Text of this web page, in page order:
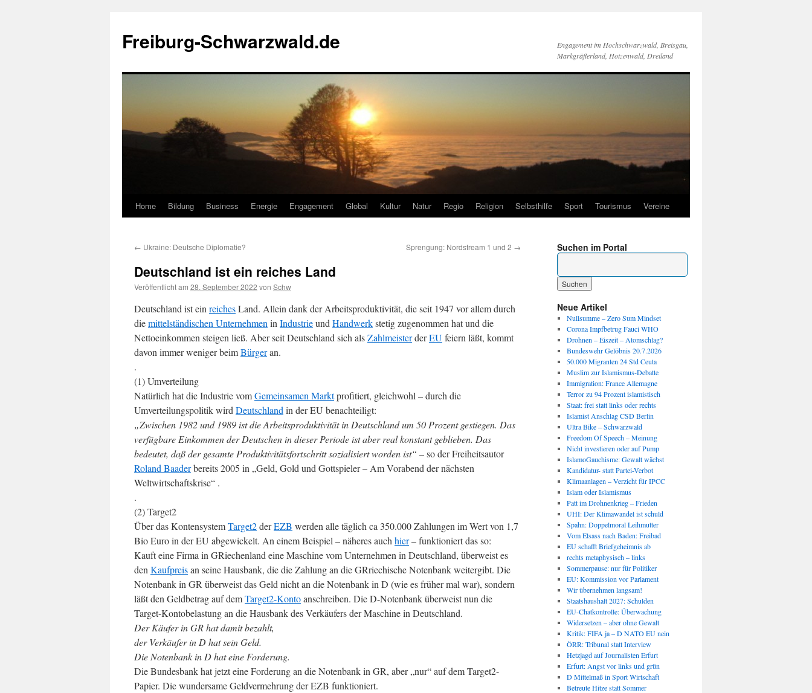
springen
Freiburg-Schwarzwald.de
Engagement im Hochschwarzwald, Breisgau,
Markgräflerland, Hotzenwald, Dreiland
Home Bildung Business Energie Engagement Global Kultur Natur Regio Religion Selbsthilfe Sport Tourismus Vereine
← Ukraine: Deutsche Diplomatie? Sprengung: Nordstream 1 und 2 →
Deutschland ist ein reiches Land
Veröffentlicht am 28. September 2022 von Schw
Deutschland ist ein reichesLand. Allein dank der Arbeitsproduktivität, die seit 1947 vor allem durch
diemittelständischen Unternehmen in Industrieund Handwerkstetig zugenommen hat und die
Nettoeinkommen steigen ließ. Aber seit Deutschland sich alsZahlmeisterderEUfeiern läßt, kommt
davon immer weniger beimBürgeran.
.
(1) Umverteilung
Natürlich hat die Industrie vomGemeinsamen Marktprofitiert, gleichwohl – durch die
Umverteilungspolitik wird Deutschland in der EU benachteiligt:
„Zwischen 1982 und 1989 ist die Arbeitsproduktivität in Deutschland um 50 Prozent gestiegen. Das
verfügbare Einkommen der Deutschen in dieser Periode ist aber real konstant geblieben. Das
bedeutet, daß der gesamte Produktivitätsfortschritt sozialisiert worden ist“ – so der Freiheitsautor
Roland Baaderbereits 2005 in „Geld, Gold und Gottspieler – Am Vorabend der nächsten
Weltwirtschaftskrise“ .
.
(2) Target2
Über das KontensystemTarget2derEZB werden alle täglich ca 350.000 Zahlungen im Wert von 1,7
Bio Euro in der EU abgewickelt. An einem Beispiel – näheres auch hier– funktioniert das so:
Kauft eine Firma in GRiechenland eine Maschine vom Unternehmen in Deutschland, überweist es
den Kaufpreisan seine Hausbank, die die Zahlung an die GRriechische Notenbank weitergibt. Die
Notenbank in GR überweist das Geld nicht an die Notenbank in D (wie es früher mal war), sondern
läßt den Geldbetrag auf demTarget2-Kontoanschreiben. Die D-Notenbank überweist nun die
Target-Kontobelastung an die Hausbank des Verkäufers der Maschine in Deutschland.
Der Käufer in GR hat damit bezahlt,
der Verkäufer in D hat sein Geld.
Die Notenbank in D hat eine Forderung.
Die Bundesbank hat jetzt eine Forderung an die Notenbank in GR, aber „nur“ auf dem Target2-
Papier. Die wundersame Geldvermehrung der EZB funktioniert.
Suchen im Portal
Neue Artikel
Nullsumme – Zero Sum Mindset
Corona Impfbetrug Fauci WHO
Drohnen – Eiszeit – Atomschlag?
Bundeswehr Gelöbnis 20.7.2026
50.000 Migranten 24 Std Ceuta
Muslim zur Islamismus-Debatte
Immigration: France Allemagne
Terror zu 94 Prozent islamistisch
Staat: frei statt links oder rechts
Islamist Anschlag CSD Berlin
Ultra Bike – Schwarzwald
Freedom Of Speech – Meinung
Nicht investieren oder auf Pump
IslamoGauchisme: Gewalt wächst
Kandidatur- statt Partei-Verbot
Klimaanlagen – Verzicht für IPCC
Islam oder Islamismus
Patt im Drohnenkrieg – Frieden
UHI: Der Klimawandel ist schuld
Spahn: Doppelmoral Leihmutter
Vom Elsass nach Baden: Freibad
EU schafft Briefgeheimnis ab
rechts metaphysisch – links
Sommerpause: nur für Politiker
EU: Kommission vor Parlament
Wir übernehmen langsam!
Staatshaushalt 2027: Schulden
EU-Chatkontrolle: Überwachung
Widersetzen – aber ohne Gewalt
Kritik: FIFA ja – D NATO EU nein
ÖRR: Tribunal statt Interview
Hetzjagd auf Journalisten Erfurt
Erfurt: Angst vor links und grün
D Mittelmaß in Sport Wirtschaft
Betreute Hitze statt Sommer